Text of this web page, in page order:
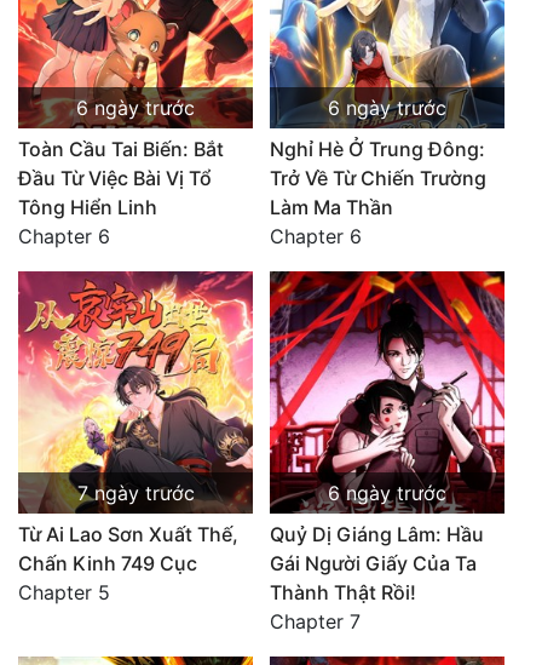
6 ngày trước
Toàn Cầu Tai Biến: Bắt
Đầu Từ Việc Bài Vị Tổ
Tông Hiển Linh
Chapter 6
6 ngày trước
Nghỉ Hè Ở Trung Đông:
Trở Về Từ Chiến Trường
Làm Ma Thần
Chapter 6
7 ngày trước
Từ Ai Lao Sơn Xuất Thế,
Chấn Kinh 749 Cục
Chapter 5
6 ngày trước
Quỷ Dị Giáng Lâm: Hầu
Gái Người Giấy Của Ta
Thành Thật Rồi!
Chapter 7